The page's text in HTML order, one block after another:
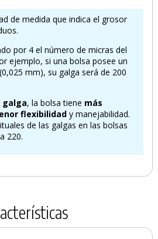
AÑADIDO AL CARRITO
de medida que indica el grosor
por 4 el número de micras del
ejemplo, si una bolsa posee un
mm), su galga será de 200
galga, la bolsa tiene más
flexibilidad y manejabilidad.
de las galgas en las bolsas
220.